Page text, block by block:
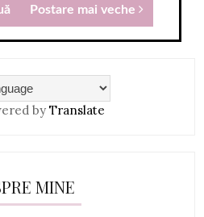
Postare mai veche
by Translate
MINE